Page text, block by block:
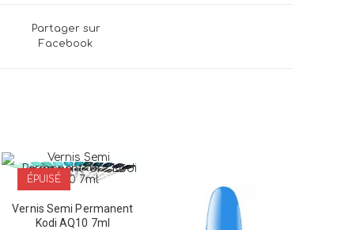
Partager sur
Facebook
ÉPUISÉ
Vernis Semi Permanent
Kodi AQ10 7ml